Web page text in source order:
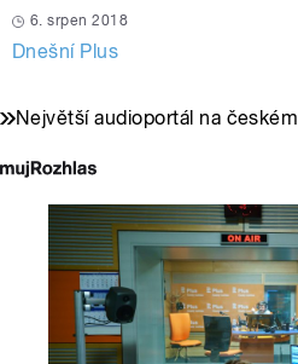
6. srpen 2018
Dnešní Plus
Největší audioportál na